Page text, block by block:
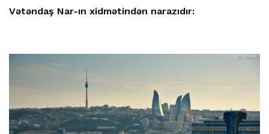
Vətəndaş Nar-ın xidmətindən narazıdır: